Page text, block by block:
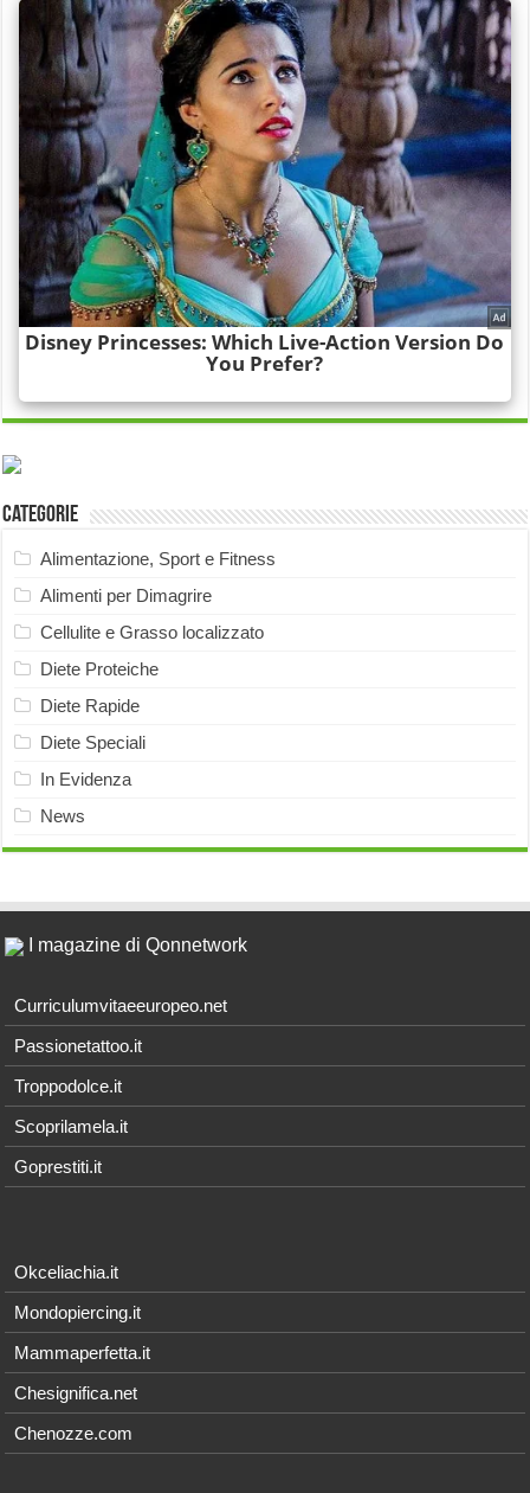
Categorie
Alimentazione, Sport e Fitness
Alimenti per Dimagrire
Cellulite e Grasso localizzato
Diete Proteiche
Diete Rapide
Diete Speciali
In Evidenza
News
I magazine di Qonnetwork
Curriculumvitaeeuropeo.net
Passionetattoo.it
Troppodolce.it
Scoprilamela.it
Goprestiti.it
Okceliachia.it
Mondopiercing.it
Mammaperfetta.it
Chesignifica.net
Chenozze.com